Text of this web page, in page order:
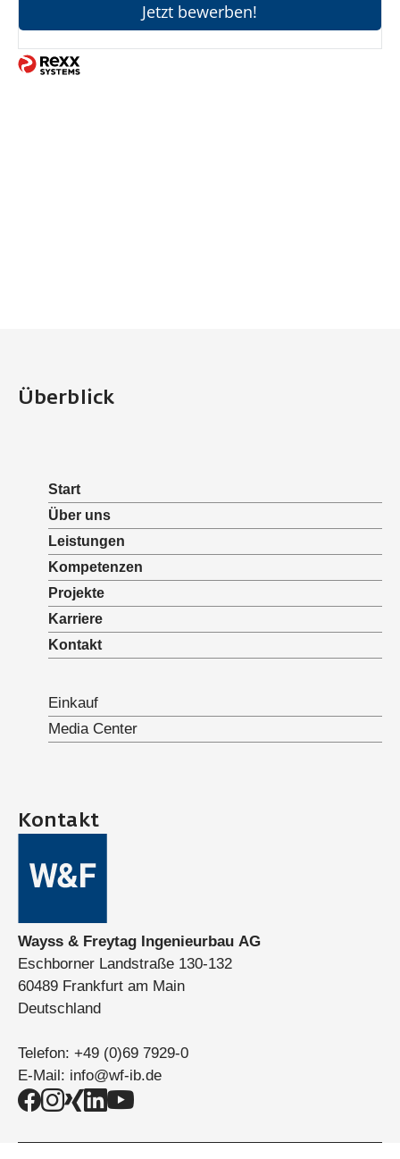
Jetzt bewerben!
Überblick
Start
Über uns
Leistungen
Kompetenzen
Projekte
Karriere
Kontakt
Einkauf
Media Center
Kontakt
Wayss & Freytag Ingenieurbau AG
Eschborner Landstraße 130-132
60489 Frankfurt am Main
Deutschland
Telefon: +49 (0)69 7929-0
E-Mail: info@wf-ib.de